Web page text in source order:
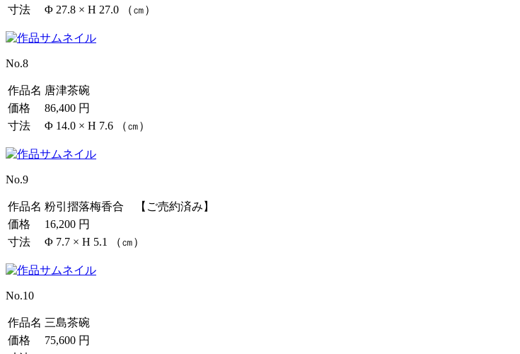
寸法
Φ 27.8 × H 27.0 （㎝）
No.8
作品名 唐津茶碗
価格
86,400 円
寸法
Φ 14.0 × H 7.6 （㎝）
No.9
作品名 粉引摺落梅香合 【ご売約済み】
価格
16,200 円
寸法
Φ 7.7 × H 5.1 （㎝）
No.10
作品名 三島茶碗
価格
75,600 円